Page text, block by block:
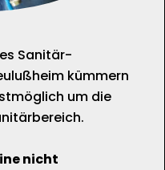
Sanitär-
kümmern
um die
nicht